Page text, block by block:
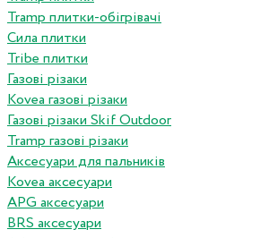
Tramp плитки-обігрівачі
Сила плитки
Tribe плитки
Газові різаки
Kovea газові різаки
Газові різаки Skif Outdoor
Tramp газові різаки
Аксесуари для пальників
Kovea аксесуари
APG аксесуари
BRS аксесуари